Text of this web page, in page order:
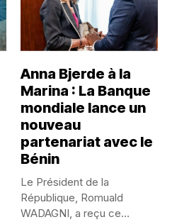
Anna Bjerde à la
Marina : La Banque
mondiale lance un
nouveau
partenariat avec le
Bénin
Le Président de la
République, Romuald
WADAGNI, a reçu ce